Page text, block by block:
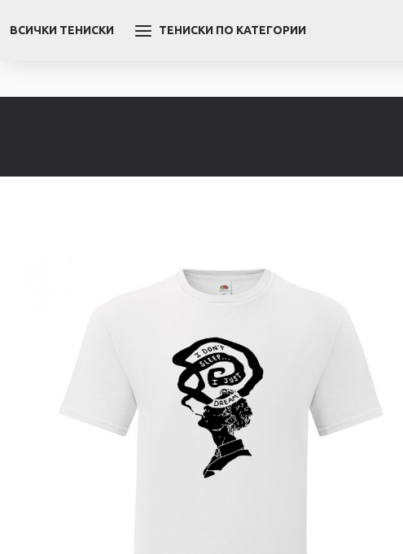
ВСИЧКИ ТЕНИСКИ ТЕНИСКИ ПО КАТЕГОРИИ